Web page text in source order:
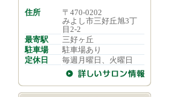
住所
〒470-0202
みよし市三好丘旭3丁
目2-2
最寄駅
三好ヶ丘
駐車場
駐車場あり
定休日
毎週月曜日、火曜日